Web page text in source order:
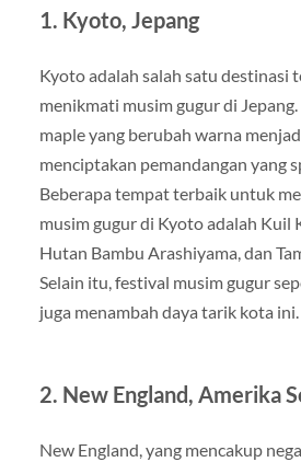
1. Kyoto, Jepang
Kyoto adalah salah satu destinasi
menikmati musim gugur di
maple yang berubah warna
menciptakan pemandangan yang
Beberapa tempat terbaik untuk
musim gugur di Kyoto adalah Kuil
Hutan Bambu Arashiyama, dan
Selain itu, festival musim gugur
juga menambah daya tarik kota ini.
2. New England, Amerika
New England, yang mencakup